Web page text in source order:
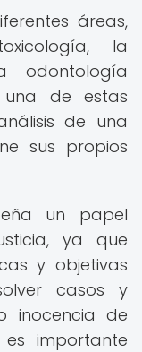
áreas,
la
odontología
una de estas
de una
sus propios
un papel
ya que
y objetivas
casos y
inocencia de
importante